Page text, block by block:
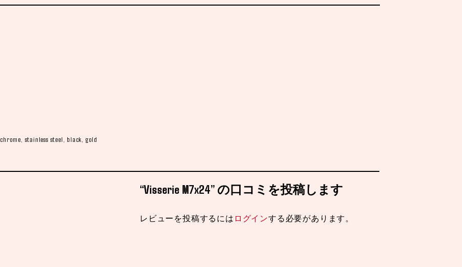
chrome, stainless steel, black, gold
“Visserie M7x24” の口コミを投稿します
レビューを投稿するには ログインする必要があります。